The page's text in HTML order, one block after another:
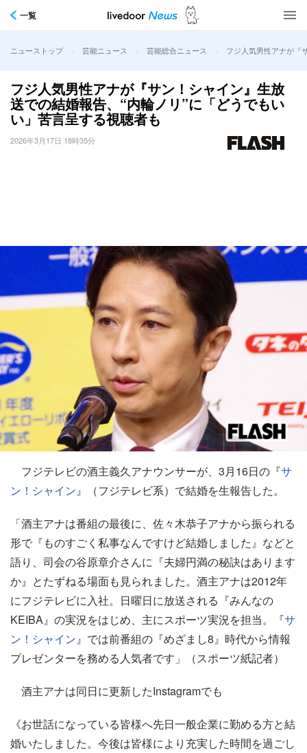
一覧
ニューストップ > 芸能ニュース > 芸能総合ニュース > フジ人気男性アナが『
フジ人気男性アナが『サン！シャイン』生放
送での結婚報告、“内輪ノリ”に「どうでもい
い」苦言呈する視聴者も
2026年3月17日 18時35分
フジテレビの酒主義久アナウンサーが、3月16日の『サ
ン！シャイン』（フジテレビ系）で結婚を生報告した。
「酒主アナは番組の最後に、佐々木恭子アナから振られる
形で『ものすごく私事なんですけど結婚しました』などと
語り、司会の谷原章介さんに『夫婦円満の秘訣はあります
か』とたずねる場面も見られました。酒主アナは2012年
にフジテレビに入社。日曜日に放送される『みんなの
KEIBA』の実況をはじめ、主にスポーツ実況を担当。『サ
ン！シャイン』では前番組の『めざまし8』時代から情報
プレゼンターを務める人気者です」（スポーツ紙記者）
酒主アナは同日に更新したInstagramでも
《お世話になっている皆様へ先日一般企業に勤める方と結
婚いたしました。今後は皆様により充実した時間を過ごし